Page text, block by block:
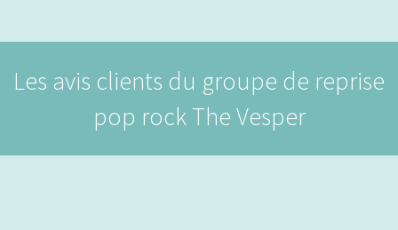
Les avis clients du groupe de reprise
pop rock The Vesper